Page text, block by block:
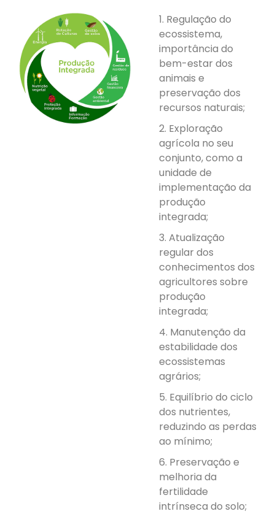
1. Regulação do
ecossistema,
importância do
bem-estar dos
animais e
preservação dos
recursos naturais;
2. Exploração
agrícola no seu
conjunto, como a
unidade de
implementação da
produção
integrada;
3. Atualização
regular dos
conhecimentos dos
agricultores sobre
produção
integrada;
4. Manutenção da
estabilidade dos
ecossistemas
agrários;
5. Equilíbrio do ciclo
dos nutrientes,
reduzindo as perdas
ao mínimo;
6. Preservação e
melhoria da
fertilidade
intrínseca do solo;